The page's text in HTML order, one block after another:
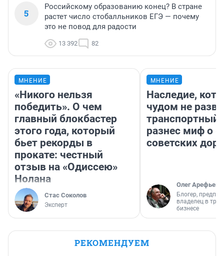
5
Российскому образованию конец? В стране
растет число стобалльников ЕГЭ — почему
это не повод для радости
13 392 82
МНЕНИЕ
«Никого нельзя
победить». О чем
главный блокбастер
этого года, который
бьет рекорды в
прокате: честный
отзыв на «Одиссею»
Нолана
Стас Соколов
Эксперт
МНЕНИЕ
Наследие,
чудом не
транспортный
разнес миф о
советских
Олег Арефьев
Блогер,
владелец в
бизнесе
РЕКОМЕНДУЕМ